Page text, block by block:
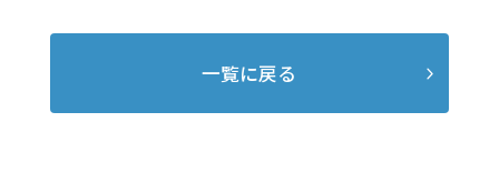
一覧に戻る